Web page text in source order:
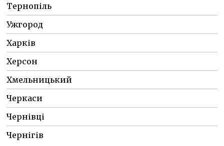
Тернопіль
Ужгород
Харків
Херсон
Хмельницький
Черкаси
Чернівці
Чернігів